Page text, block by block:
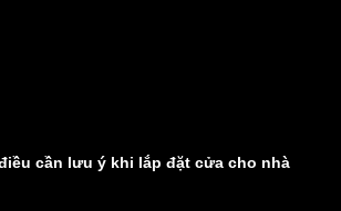
cần lưu ý khi lắp đặt cửa cho nhà